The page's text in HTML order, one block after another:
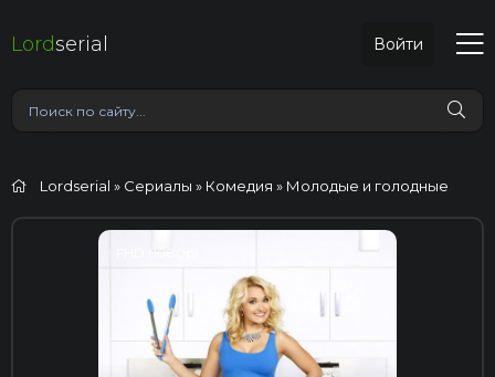
Lordserial Войти
Lordserial » Сериалы » Комедия » Молодые и голодные